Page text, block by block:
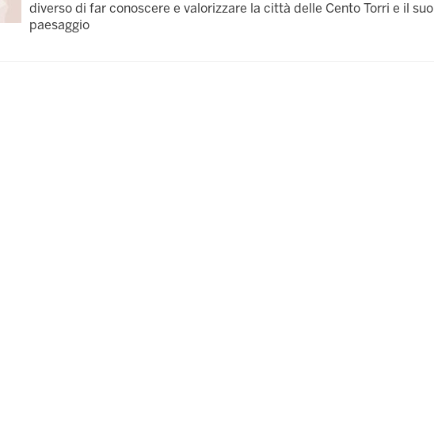
diverso di far conoscere e valorizzare la città delle Cento Torri e il suo
paesaggio